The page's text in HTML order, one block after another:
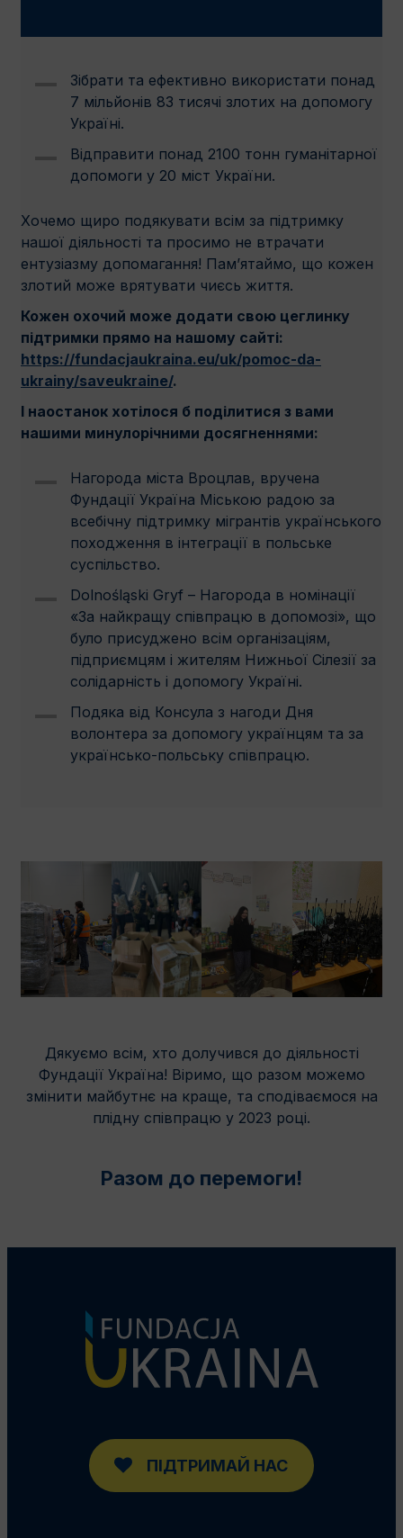
Зібрати та ефективно використати понад
7 мільйонів 83 тисячі злотих на допомогу
Україні.
Відправити понад 2100 тонн гуманітарної
допомоги у 20 міст України.
Хочемо щиро подякувати всім за підтримку
нашої діяльності та просимо не втрачати
ентузіазму допомагання! Пам’ятаймо, що кожен
злотий може врятувати чиєсь життя.
Кожен охочий може додати свою цеглинку
підтримки прямо на нашому сайті:
https://fundacjaukraina.eu/uk/pomoc-da-
ukrainy/saveukraine/.
І наостанок хотілося б поділитися з вами
нашими минулорічними досягненнями:
Нагорода мiста Вроцлав, вручена
Фундації Україна Міською радою за
всебічну підтримку мігрантів українського
походження в інтеграції в польське
суспільство.
Dolnośląski Gryf – Нагорода в номінації
«За найкращу співпрацю в допомозі», що
було присуджено всім організаціям,
підприємцям і жителям Нижньої Сілезії за
солідарність і допомогу Україні.
Подяка від Консула з нагоди Дня
волонтера за допомогу українцям та за
українсько-польську співпрацю.
Дякуємо всім, хто долучився до діяльності
Фундації Україна! Віримо, що разом можемо
змінити майбутнє на краще, та сподіваємося на
плідну співпрацю у 2023 році.
Разом до перемоги!
ПІДТРИМАЙ НАС